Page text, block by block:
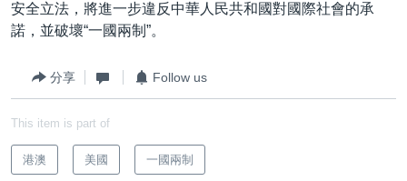
安全立法，將進一步違反中華人民共和國對國際社會的承
諾，並破壞“一國兩制”。
分享 Follow us
This item is part of
港澳 美國 一國兩制